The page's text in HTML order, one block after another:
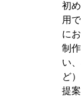
初
用
に
制
い
ど
提